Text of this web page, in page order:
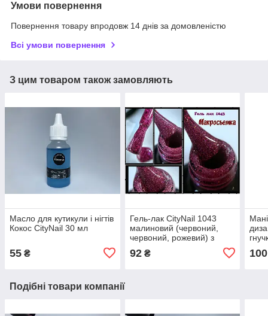
Умови повернення
Повернення товару впродовж 14 днів за домовленістю
Всі умови повернення
З цим товаром також замовляють
Масло для кутикули і нігтів
Кокос CityNail 30 мл
55 ₴
Гель-лак CityNail 1043
малиновий (червоний,
червоний, рожевий) з
блискітками Гель-лаки City
Nail - Стійкий гель лак
92₴ 100
Подібні товари компанії